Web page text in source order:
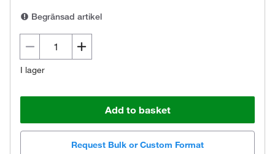
Begränsad artikel
I lager
Add to basket
Request Bulk or Custom Format